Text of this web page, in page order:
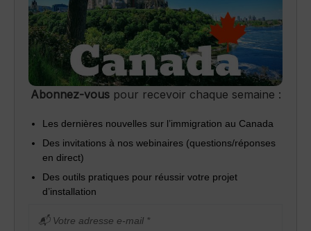
Abonnez-vouspour recevoir chaque semaine :
Les dernières nouvelles sur l’immigration au Canada
Des invitations à nos webinaires (questions/réponses
en direct)
Des outils pratiques pour réussir votre projet
d’installation